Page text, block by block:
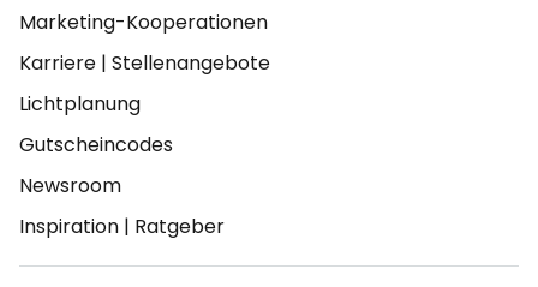
Marketing-Kooperationen
Karriere | Stellenangebote
Lichtplanung
Gutscheincodes
Newsroom
Inspiration | Ratgeber